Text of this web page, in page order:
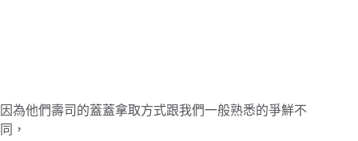
因為他們壽司的蓋蓋拿取方式跟我們一般熟悉的爭鮮不
同，